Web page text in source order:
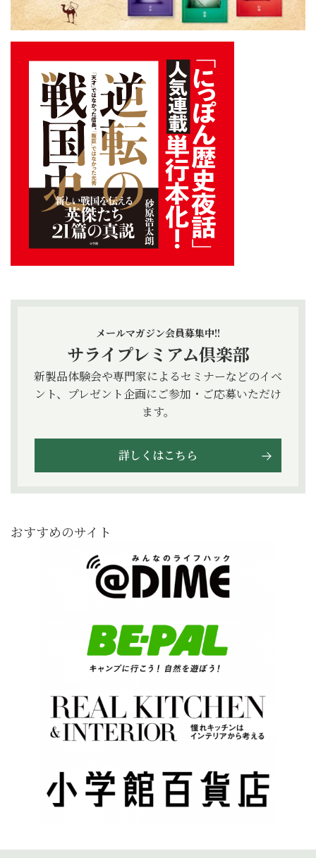
メールマガジン会員募集中!!
サライプレミアム倶楽部
新製品体験会や専門家によるセミナーなどのイベ
ント、プレゼント企画にご参加・ご応募いただけ
ます。
詳しくはこちら
おすすめのサイト